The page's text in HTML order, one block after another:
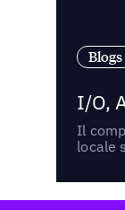
Blogs
I/O,
Il
locale